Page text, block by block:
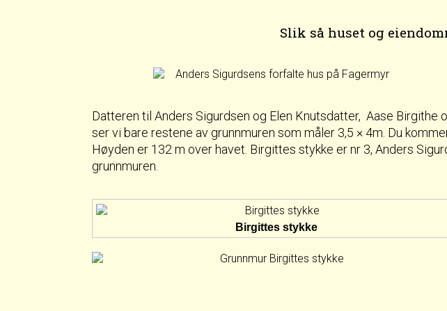
Slik så huset og
Datteren til Anders Sigurdsen og Elen Knutsdatter, Aase Birgithe
ser vi bare restene av grunnmuren som måler 3,5 × 4m. Du
Høyden er 132 m over havet. Birgittes stykke er nr 3, Anders
grunnmuren.
Birgittes stykke